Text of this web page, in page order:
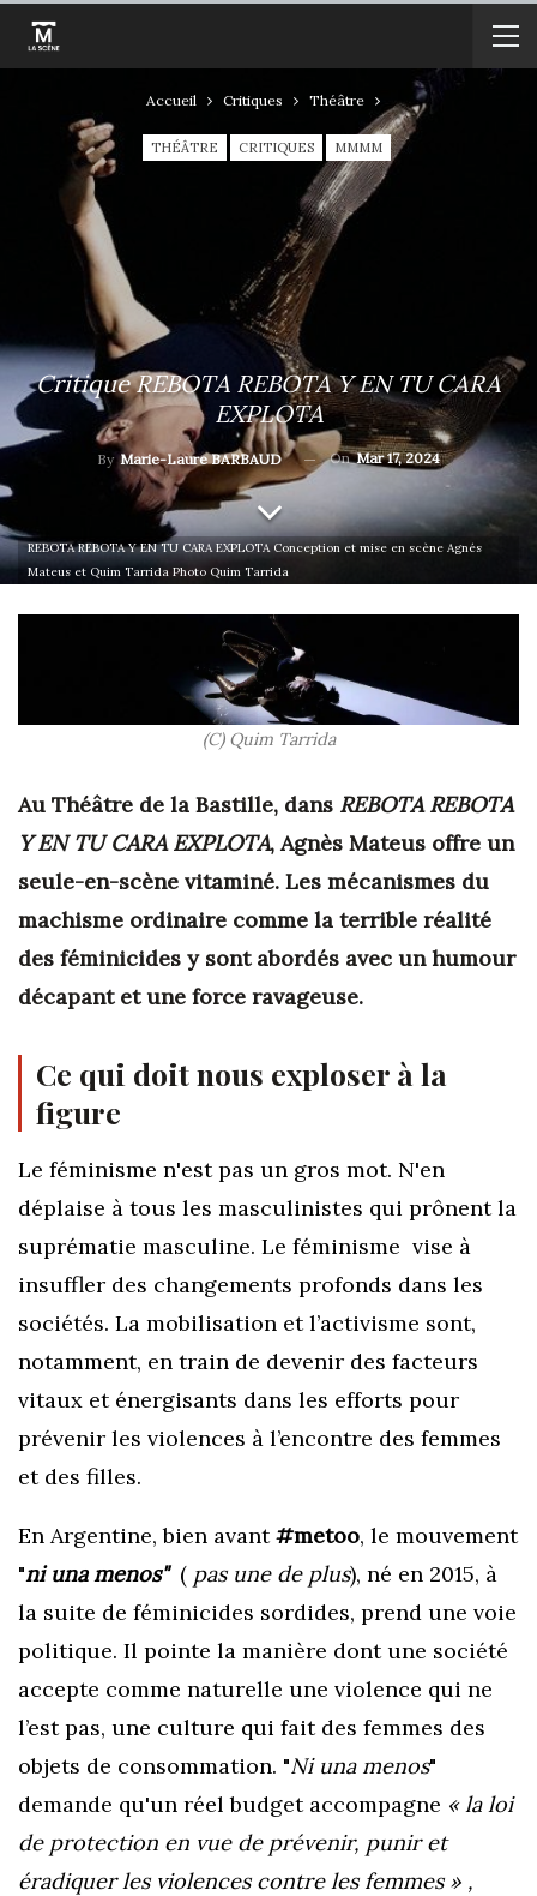
Accueil Critiques Théâtre
THÉÂTRE CRITIQUES MMMM
Critique REBOTA REBOTA Y EN TU CARA
EXPLOTA
By Marie-Laure BARBAUD OnMar 17, 2024
REBOTA REBOTA Y EN TU CARA EXPLOTA Conception et mise en scène Agnés
Mateus et Quim Tarrida Photo Quim Tarrida
(C) Quim Tarrida
Au Théâtre de la Bastille, dans REBOTA REBOTA
Y EN TU CARA EXPLOTA, Agnès Mateus offre un
seule-en-scène vitaminé. Les mécanismes du
machisme ordinaire comme la terrible réalité
des féminicides y sont abordés avec un humour
décapant et une force ravageuse.
Ce qui doit nous exploser à la
figure
Le féminisme n'est pas un gros mot. N'en
déplaise à tous les masculinistes qui prônent la
suprématie masculine. Le féminisme vise à
insuffler des changements profonds dans les
sociétés. La mobilisation et l’activisme sont,
notamment, en train de devenir des facteurs
vitaux et énergisants dans les efforts pour
prévenir les violences à l’encontre des femmes
et des filles.
En Argentine, bien avant#metoo, le mouvement
"ni una menos"( pas une de plus), né en 2015, à
la suite de féminicides sordides, prend une voie
politique. Il pointe la manière dont une société
accepte comme naturelle une violence qui ne
l’est pas, une culture qui fait des femmes des
objets de consommation. "Ni una menos"
demande qu'un réel budget accompagne « la loi
de protection en vue de prévenir, punir et
éradiquer les violences contre les femmes » ,